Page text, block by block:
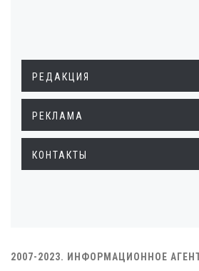
РЕДАКЦИЯ
РЕКЛАМА
КОНТАКТЫ
2007-2023. ИНФОРМАЦИОННОЕ